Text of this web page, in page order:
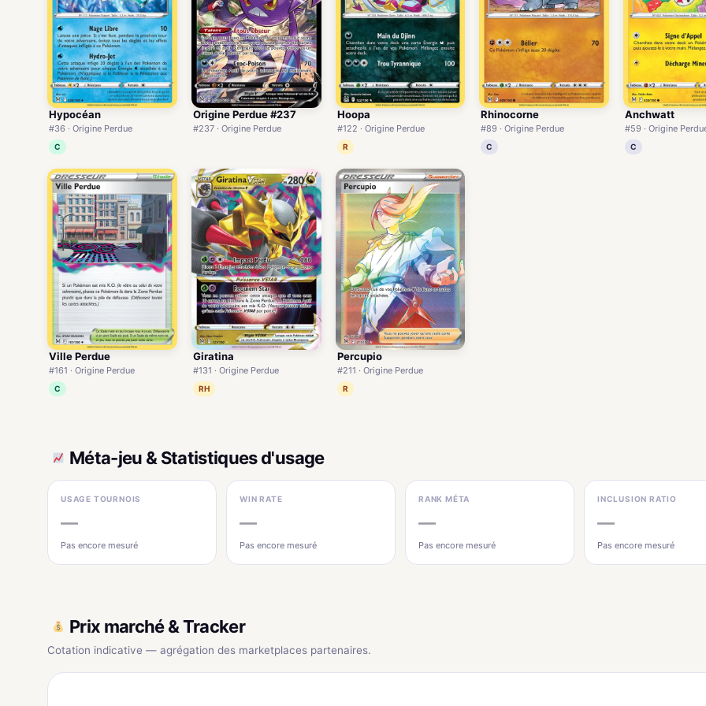
Hypocéan
#36 · Origine Perdue
C
Origine Perdue #237
#237 · Origine Perdue
Hoopa
#122 · Origine Perdue
R
Rhinocorne
#89 · Origine Perdue
C
Anchwatt
#59 · Origine
C
Ville Perdue
#161 · Origine Perdue
C
Giratina
#131 · Origine Perdue
RH
Percupio
#211 · Origine Perdue
R
Méta-jeu & Statistiques d'usage
USAGE TOURNOIS
—
Pas encore mesuré
WIN RATE
—
Pas encore mesuré
RANK MÉTA
—
Pas encore mesuré
INCLUSION RATIO
—
Pas encore mesuré
Prix marché & Tracker
Cotation indicative — agrégation des marketplaces partenaires.